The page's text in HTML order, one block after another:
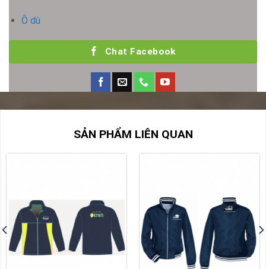
Ô dù
Chat Facebook
SẢN PHẨM LIÊN QUAN